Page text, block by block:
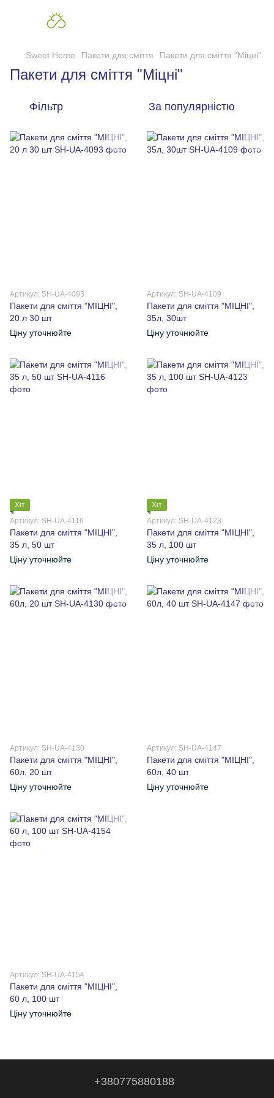
Sweet Home Пакети для сміття Пакети для сміття "Міцні"
Пакети для сміття "Міцні"
Фільтр За популярністю
Артикул: SH-UA-4093
Пакети для сміття "МІЦНІ",
20 л 30 шт
Ціну уточнюйте
Артикул: SH-UA-4109
Пакети для сміття "МІЦНІ",
35л, 30шт
Ціну уточнюйте
Хіт
Артикул: SH-UA-4116
Пакети для сміття "МІЦНІ",
35 л, 50 шт
Ціну уточнюйте
Хіт
Артикул: SH-UA-4123
Пакети для сміття "МІЦНІ",
35 л, 100 шт
Ціну уточнюйте
Артикул: SH-UA-4130
Пакети для сміття "МІЦНІ",
60л, 20 шт
Ціну уточнюйте
Артикул: SH-UA-4147
Пакети для сміття "МІЦНІ",
60л, 40 шт
Ціну уточнюйте
Артикул: SH-UA-4154
Пакети для сміття "МІЦНІ",
60 л, 100 шт
Ціну уточнюйте
+380775880188